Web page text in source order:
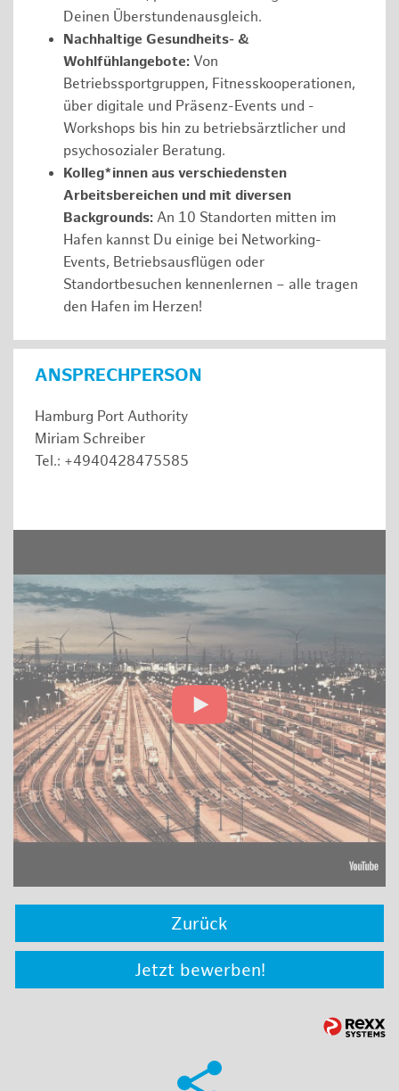
Deinen Überstundenausgleich.
Nachhaltige Gesundheits- &
Wohlfühlangebote: Von
Betriebssportgruppen, Fitnesskooperationen,
über digitale und Präsenz-Events und -
Workshops bis hin zu betriebsärztlicher und
psychosozialer Beratung.
Kolleg*innen aus verschiedensten
Arbeitsbereichen und mit diversen
Backgrounds: An 10 Standorten mitten im
Hafen kannst Du einige bei Networking-
Events, Betriebsausflügen oder
Standortbesuchen kennenlernen – alle tragen
den Hafen im Herzen!
ANSPRECHPERSON
Hamburg Port Authority
Miriam Schreiber
Tel.: +4940428475585
Zurück
Jetzt bewerben!